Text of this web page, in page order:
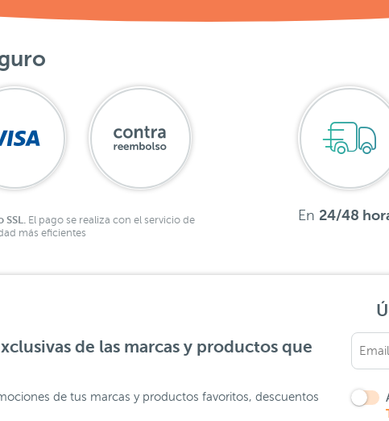
El pago se realiza con el servicio de
más eficientes
En 24/48
de las marcas y productos que
de tus marcas y productos favoritos, descuentos